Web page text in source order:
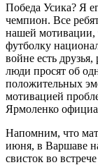
Победа Усика? Я
чемпион. Все
нашей мотивации,
футболку
войне есть
люди просят об
положительных
мотивацией
Ярмоленко
Напомним, что
июня, в Варшаве
свисток во